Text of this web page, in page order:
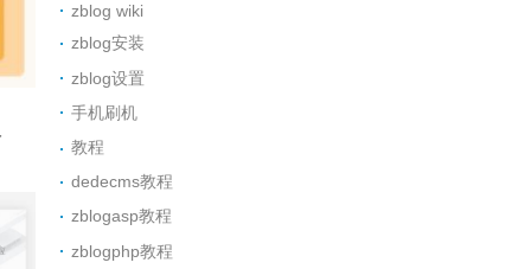
zblog wiki
zblog安装
zblog设置
手机刷机
教程
dedecms教程
zblogasp教程
zblogphp教程